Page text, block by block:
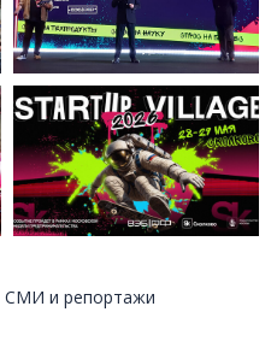
СМИ и репортажи